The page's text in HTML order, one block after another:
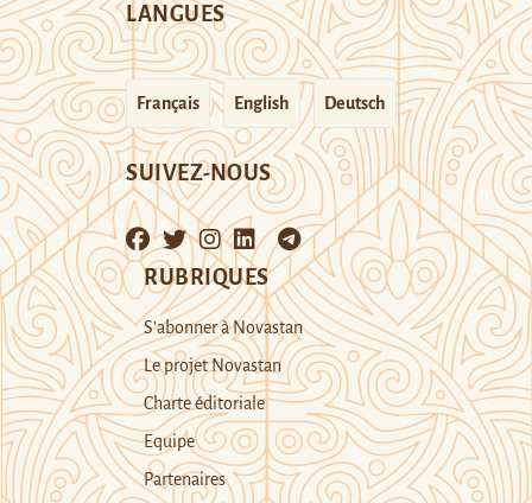
LANGUES
Français English Deutsch
SUIVEZ-NOUS
RUBRIQUES
S’abonner à Novastan
Le projet Novastan
Charte éditoriale
Equipe
Partenaires